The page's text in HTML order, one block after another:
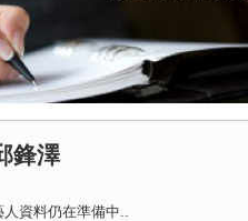
鋒澤
人資料仍在準備中..